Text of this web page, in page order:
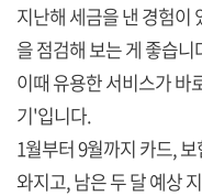
지난해 세금을 낸 경험이
을 점검해 보는 게 좋습니
이때 유용한 서비스가 바
기'입니다.
1월부터 9월까지 카드,
와지고, 남은 두 달 예상